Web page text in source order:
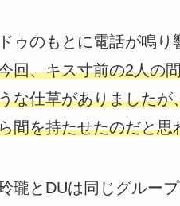
ゥのもとに電話が鳴り
回、キス寸前の2人の
な仕草がありましたが
間を持たせたのだと思
瓏とDUは同じグルー